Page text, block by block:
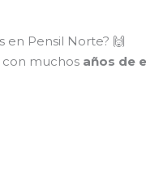
Pensil Norte? 🙌
con muchos años de